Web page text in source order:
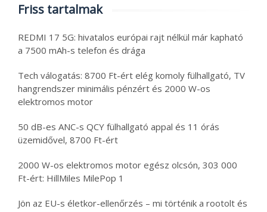
Friss tartalmak
REDMI 17 5G: hivatalos európai rajt nélkül már kapható
a 7500 mAh-s telefon és drága
Tech válogatás: 8700 Ft-ért elég komoly fülhallgató, TV
hangrendszer minimális pénzért és 2000 W-os
elektromos motor
50 dB-es ANC-s QCY fülhallgató appal és 11 órás
üzemidővel, 8700 Ft-ért
2000 W-os elektromos motor egész olcsón, 303 000
Ft-ért: HillMiles MilePop 1
Jön az EU-s életkor-ellenőrzés – mi történik a rootolt és